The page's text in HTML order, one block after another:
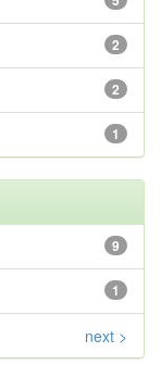
2
2
1
9
1
next >